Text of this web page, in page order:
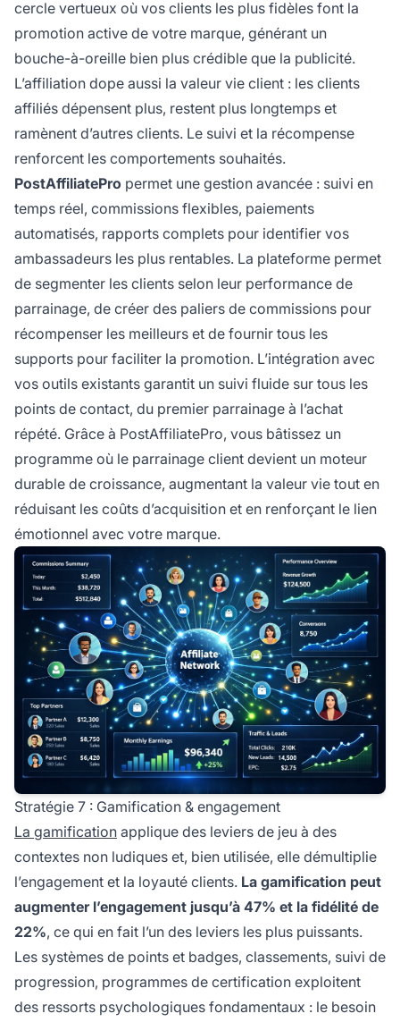
cercle vertueux où vos clients les plus fidèles font la
promotion active de votre marque, générant un
bouche-à-oreille bien plus crédible que la publicité.
L’affiliation dope aussi la valeur vie client : les clients
affiliés dépensent plus, restent plus longtemps et
ramènent d’autres clients. Le suivi et la récompense
renforcent les comportements souhaités.
PostAffiliatePro permet une gestion avancée : suivi en
temps réel, commissions flexibles, paiements
automatisés, rapports complets pour identifier vos
ambassadeurs les plus rentables. La plateforme permet
de segmenter les clients selon leur performance de
parrainage, de créer des paliers de commissions pour
récompenser les meilleurs et de fournir tous les
supports pour faciliter la promotion. L’intégration avec
vos outils existants garantit un suivi fluide sur tous les
points de contact, du premier parrainage à l’achat
répété. Grâce à PostAffiliatePro, vous bâtissez un
programme où le parrainage client devient un moteur
durable de croissance, augmentant la valeur vie tout en
réduisant les coûts d’acquisition et en renforçant le lien
émotionnel avec votre marque.
Stratégie 7 : Gamification & engagement
La gamification applique des leviers de jeu à des
contextes non ludiques et, bien utilisée, elle démultiplie
l’engagement et la loyauté clients. La gamification peut
augmenter l’engagement jusqu’à 47% et la fidélité de
22%, ce qui en fait l’un des leviers les plus puissants.
Les systèmes de points et badges, classements, suivi de
progression, programmes de certification exploitent
des ressorts psychologiques fondamentaux : le besoin